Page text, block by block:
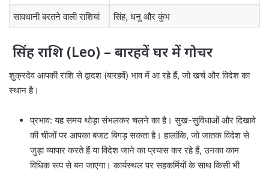
सावधानी बरतने वाली राशियां सिंह, धनु और कुंभ
सिंह राशि (Leo) – बारहवें घर में गोचर
शुक्रदेव आपकी राशि से द्वादश (बारहवें) भाव में आ रहे हैं, जो खर्च और विदेश का
स्थान है।
प्रभाव: यह समय थोड़ा संभलकर चलने का है। सुख-सुविधाओं और दिखावे
की चीजों पर आपका बजट बिगड़ सकता है। हालांकि, जो जातक विदेश से
जुड़ा व्यापार करते हैं या विदेश जाने का प्रयास कर रहे हैं, उनका काम
विधिक रूप से बन जाएगा। कार्यस्थल पर सहकर्मियों के साथ किसी भी